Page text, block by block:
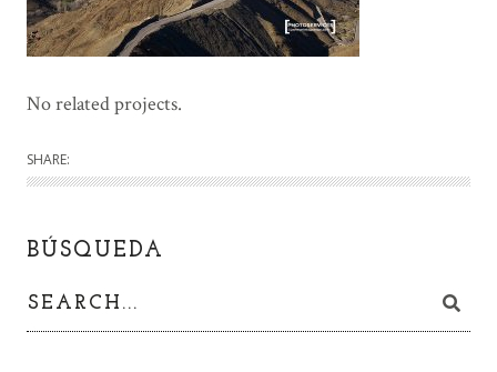
No related projects.
SHARE:
BÚSQUEDA